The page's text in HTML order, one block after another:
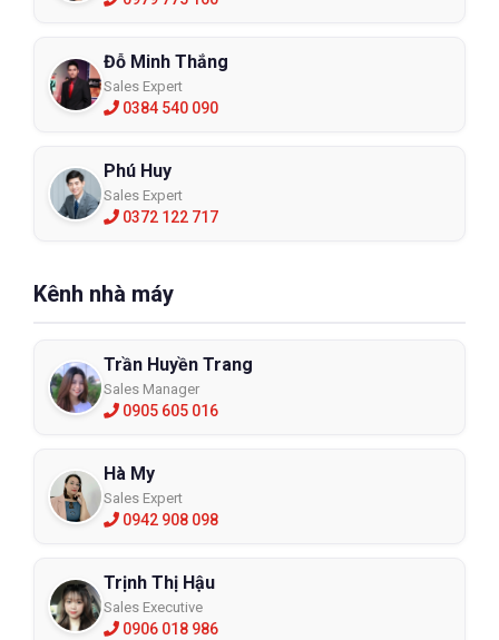
Đỗ Minh Thắng
Sales Expert
0384 540 090
Phú Huy
Sales Expert
0372 122 717
Kênh nhà máy
Trần Huyền Trang
Sales Manager
0905 605 016
Hà My
Sales Expert
0942 908 098
Trịnh Thị Hậu
Sales Executive
0906 018 986